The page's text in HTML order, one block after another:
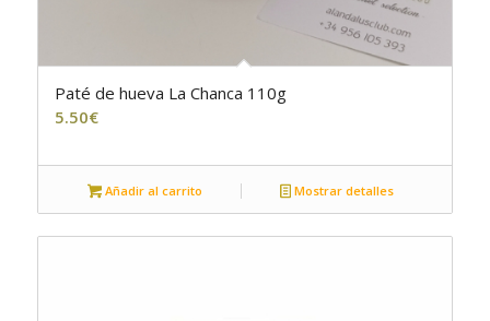
4.00
Paté de hueva La Chanca 110g
5.50€
Añadir al carrito Mostrar detalles